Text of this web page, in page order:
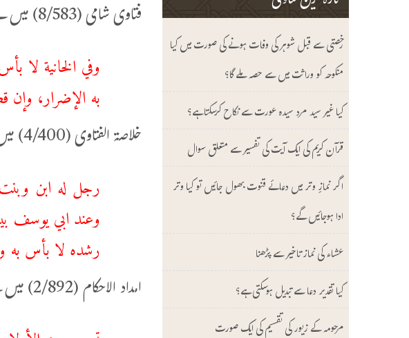
فتاوی شامی (8/583) میں ہے:
وفي الخانية لا
به الإضرار، وإن
خلاصۃ الفتاوی (4/400) میں ہے:
رجل له ابن
وعند ابي يوسف
رشده لا بأس به
امداد الاحکام (2/892) میں ہے:
رخصتی سے قبل شوہر کی وفات ہونے کی صورت میں کیا
منکوحہ کو وراثت میں سے حصہ ملے گا؟
کیا غیر سید مرد سیدہ عورت سے نکاح کرسکتا ہے؟
قرآن کریم کی ایک آیت کی تفسیر سے متعلق سوال
اگر نمازِ وتر میں دعائے قنوت بھول جائیں تو کیا وتر
ادا ہوجائیں گے؟
عشاء کی نماز تاخیر سے پڑھنا
کیا تقدیر دعا سے تبدیل ہوسکتی ہے؟
مرحومہ کے زیور کی تقسیم کی ایک صورت